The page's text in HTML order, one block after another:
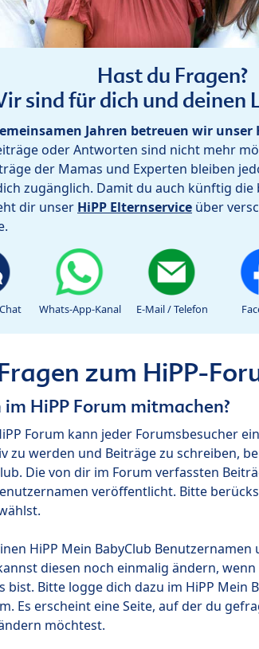
Hast du Fragen?
sind für dich und deinen
Jahren betreuen wir unser
oder Antworten sind nicht mehr
der Mamas und Experten bleiben
zugänglich. Damit du auch künftig die
dir unser HiPP Elternservice über
Whats-App-Kanal E-Mail / Telefon
zum HiPP-
HiPP Forum mitmachen?
Forum kann jeder Forumsbesucher
zu werden und Beiträge zu schreiben,
Die von dir im Forum verfassten
veröffentlicht. Bitte
HiPP Mein BabyClub
diesen noch einmalig ändern,
bist. Bitte logge dich dazu im HiPP Mein
Es erscheint eine Seite, auf der du
möchtest.